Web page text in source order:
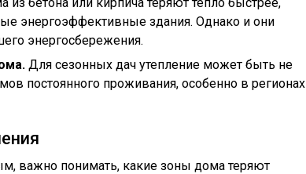
энергоэффективные здания. Однако и они
энергосбережения.
Для сезонных дач утепление может быть не
постоянного проживания, особенно в регионах
важно понимать, какие зоны дома теряют